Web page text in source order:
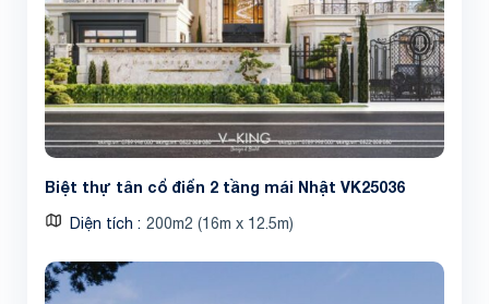
Share
Biệt thự tân cổ điển 2 tầng mái Nhật VK25036
Diện tích 200m2 (16m x 12.5m)